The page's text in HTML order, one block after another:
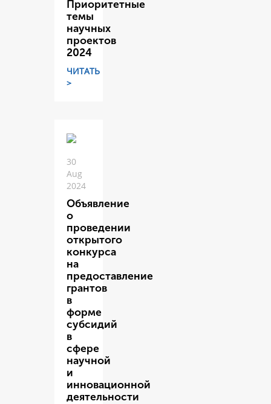
Приоритетные
темы
научных
проектов
2024
ЧИТАТЬ
>
30
Aug
2024
Объявление
о
проведении
открытого
конкурса
на
предоставление
грантов
в
форме
субсидий
в
сфере
научной
и
инновационной
деятельности